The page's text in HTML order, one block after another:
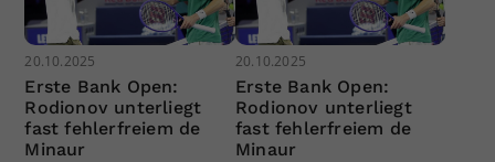
20.10.2025
Erste Bank Open:
Rodionov unterliegt
fast fehlerfreiem de
Minaur
20.10.2025
Erste Bank Open:
Rodionov unterliegt
fast fehlerfreiem de
Minaur